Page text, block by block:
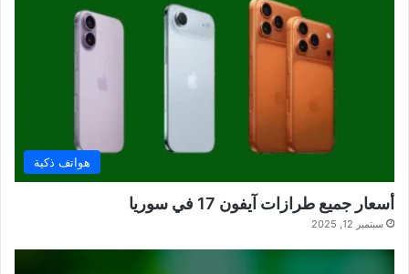
هواتف ذكية
أسعار جميع طرازات آيفون 17 في سوريا
سبتمبر 12, 2025